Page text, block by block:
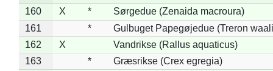
160
X *
Sørgedue (Zenaida macroura)
161
*
Gulbuget Papegøjedue (Treron
162
X
Vandrikse (Rallus aquaticus)
163
*
Græsrikse (Crex egregia)